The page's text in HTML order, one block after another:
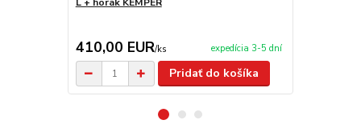
L + horák KEMPER
410,00 EUR/ks expedícia 3-5 dní
Pridať do košíka